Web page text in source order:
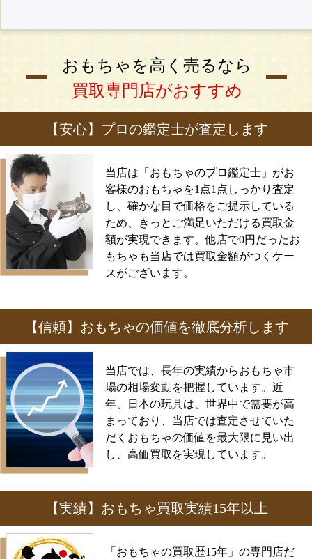
おもちゃを高く売るなら
買取専門店がおすすめ
【安心】プロの鑑定士が査定します
当店は「おもちゃのプロ鑑定士」がお
客様のおもちゃを1点1点しっかり査定
し、確かな目で価格をご提示している
ため、きっとご満足いただける買取金
額が実現できます。他店で0円だったお
もちゃも当店では買取金額がつくケー
スがございます。
【信頼】おもちゃの価値を徹底分析します
当店では、長年の実績からおもちゃ市
場の相場変動を把握しています。近
年、日本の玩具は、世界中で需要が高
まっており、当店では査定させていた
だくおもちゃの価値を最大限に見い出
し、高価買取を実現しています。
【実績】おもちゃ買取実績15年以上
「おもちゃの買取歴15年」の専門店だ